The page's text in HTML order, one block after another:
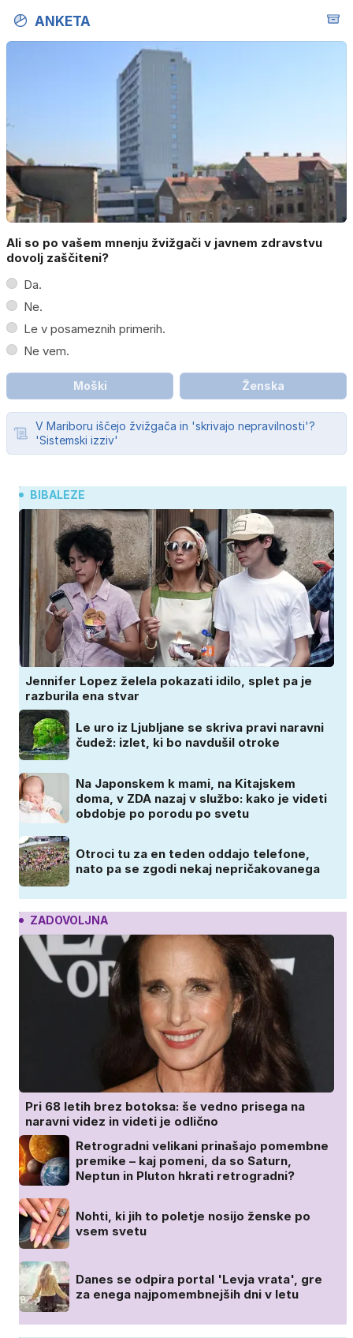
ANKETA
Ali so po vašem mnenju žvižgači v javnem zdravstvu
dovolj zaščiteni?
Da.
Ne.
Le v posameznih primerih.
Ne vem.
Moški Ženska
V Mariboru iščejo žvižgača in 'skrivajo nepravilnosti'?
'Sistemski izziv'
BIBALEZE
Jennifer Lopez želela pokazati idilo, splet pa je
razburila ena stvar
Le uro iz Ljubljane se skriva pravi naravni
čudež: izlet, ki bo navdušil otroke
Na Japonskem k mami, na Kitajskem
doma, v ZDA nazaj v službo: kako je videti
obdobje po porodu po svetu
Otroci tu za en teden oddajo telefone,
nato pa se zgodi nekaj nepričakovanega
ZADOVOLJNA
Pri 68 letih brez botoksa: še vedno prisega na
naravni videz in videti je odlično
Retrogradni velikani prinašajo pomembne
premike – kaj pomeni, da so Saturn,
Neptun in Pluton hkrati retrogradni?
Nohti, ki jih to poletje nosijo ženske po
vsem svetu
Danes se odpira portal 'Levja vrata', gre
za enega najpomembnejših dni v letu